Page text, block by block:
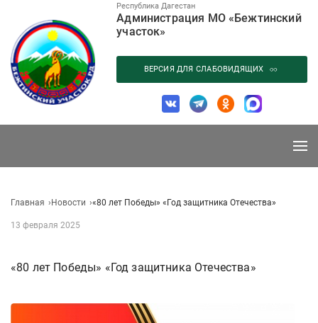
содержанию
Республика Дагестан
Администрация МО «Бежтинский
участок»
ВЕРСИЯ ДЛЯ СЛАБОВИДЯЩИХ
Главная Новости «80 лет Победы» «Год защитника Отечества»
13 февраля 2025
«80 лет Победы» «Год защитника Отечества»